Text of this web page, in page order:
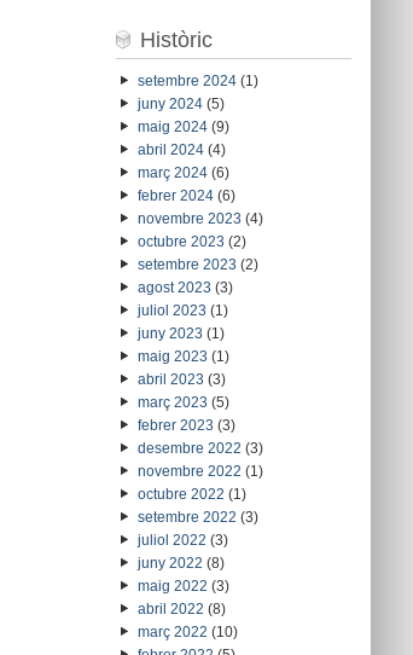
Històric
setembre 2024(1)
juny 2024(5)
maig 2024(9)
abril 2024(4)
març 2024(6)
febrer 2024(6)
novembre 2023 (4)
octubre 2023 (2)
setembre 2023 (2)
agost 2023 (3)
juliol 2023 (1)
juny 2023 (1)
maig 2023 (1)
abril 2023 (3)
març 2023 (5)
febrer 2023 (3)
desembre 2022 (3)
novembre 2022 (1)
octubre 2022 (1)
setembre 2022 (3)
juliol 2022 (3)
juny 2022 (8)
maig 2022 (3)
abril 2022 (8)
març 2022 (10)